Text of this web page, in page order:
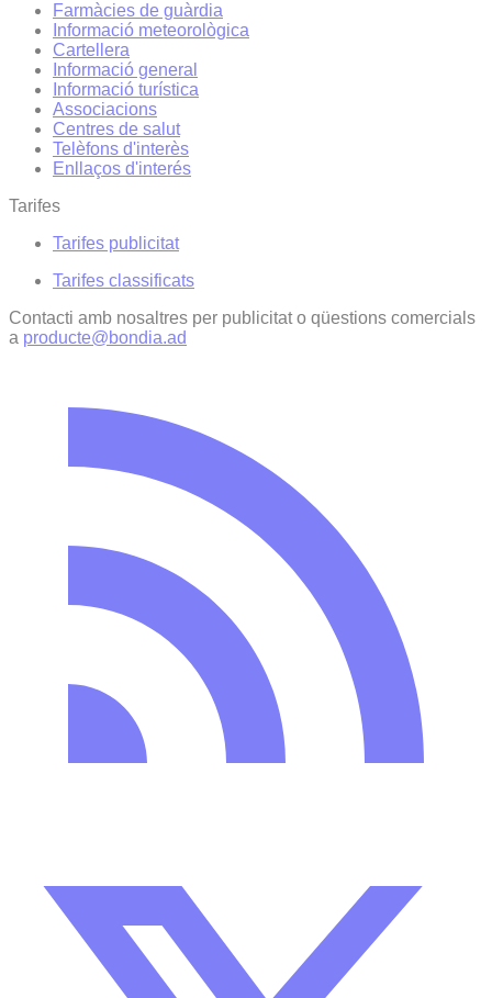
Farmàcies de guàrdia
Informació meteorològica
Cartellera
Informació general
Informació turística
Associacions
Centres de salut
Telèfons d'interès
Enllaços d'interés
Tarifes
Tarifes publicitat
Tarifes classificats
Contacti amb nosaltres per publicitat o qüestions comercials
a producte@bondia.ad